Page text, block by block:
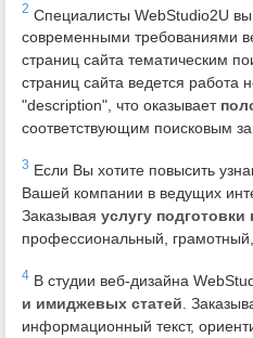
2 Специалисты WebStudio2U
современными требованиями
страниц сайта тематическим
страниц сайта ведется работа
"description", что оказывает
соответствующим поисковым
3 Если Вы хотите повысить
Вашей компании в ведущих
Заказывая услугу подготовки
профессиональный,
4 В студии веб-дизайна
и имиджевых статей .
информационный текст,